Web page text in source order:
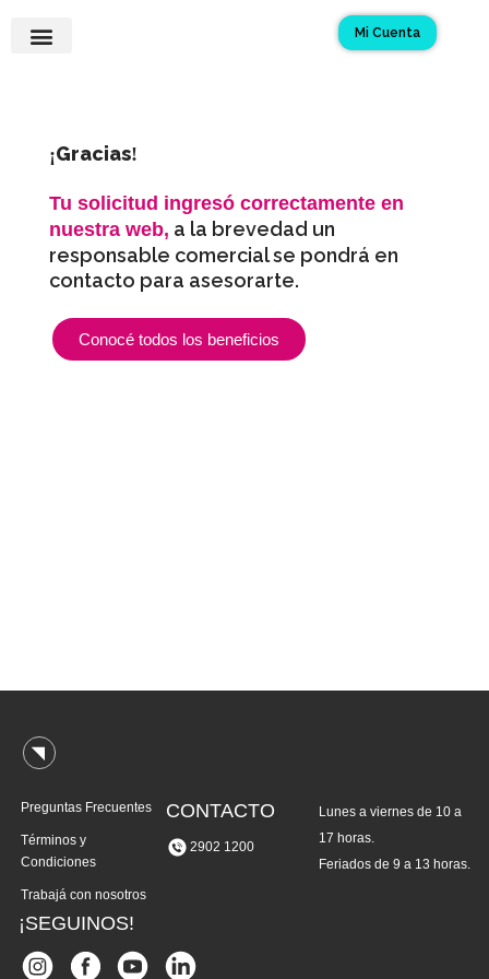
Mi Cuenta
¡Gracias!
Tu solicitud ingresó correctamente en
nuestra web, a la brevedad un
responsable comercial se pondrá en
contacto para asesorarte.
Conocé todos los beneficios
Preguntas Frecuentes
Términos y
Condiciones
Trabajá con nosotros
CONTACTO
2902 1200
Lunes a viernes de 10 a
17 horas.
Feriados de 9 a 13 horas.
¡SEGUINOS!